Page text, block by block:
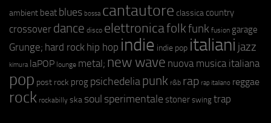
ambient beat blues bossa cantautore classica country
crossover dance disco elettronicafolkfunk fusion garage
Grunge; hard rock hip hop indie indie pop italiani jazz
kimura laPOP lounge metal; new wave nuova musica italiana
pop post rock prog psichedeliapunk r&b rap rap italiano reggae
rock rockabilly ska soul sperimentale stoner swing trap